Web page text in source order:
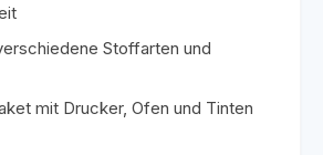
Stoffarten und
mit Drucker, Ofen und Tinten